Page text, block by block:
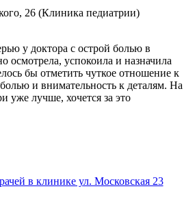
26 (Клиника педиатрии)
у доктора с острой болью в
осмотрела, успокоила и назначила
бы отметить чуткое отношение к
и внимательность к деталям. На
уже лучше, хочется за это
в клинике ул. Московская 23